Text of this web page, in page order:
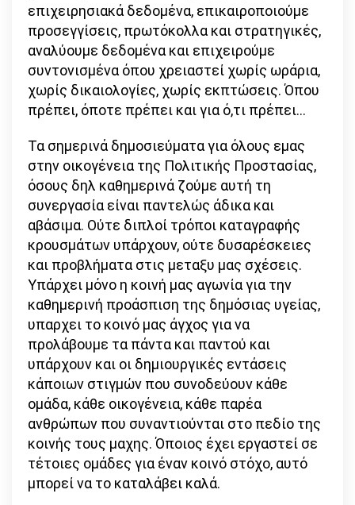
επιχειρησιακά δεδομένα, επικαιροποιούμε
προσεγγίσεις, πρωτόκολλα και στρατηγικές,
αναλύουμε δεδομένα και επιχειρούμε
συντονισμένα όπου χρειαστεί χωρίς ωράρια,
χωρίς δικαιολογίες, χωρίς εκπτώσεις. Όπου
πρέπει, όποτε πρέπει και για ό,τι πρέπει…
Τα σημερινά δημοσιεύματα για όλους εμας
στην οικογένεια της Πολιτικής Προστασίας,
όσους δηλ καθημερινά ζούμε αυτή τη
συνεργασία είναι παντελώς άδικα και
αβάσιμα. Ούτε διπλοί τρόποι καταγραφής
κρουσμάτων υπάρχουν, ούτε δυσαρέσκειες
και προβλήματα στις μεταξυ μας σχέσεις.
Υπάρχει μόνο η κοινή μας αγωνία για την
καθημερινή προάσπιση της δημόσιας υγείας,
υπαρχει το κοινό μας άγχος για να
προλάβουμε τα πάντα και παντού και
υπάρχουν και οι δημιουργικές εντάσεις
κάποιων στιγμών που συνοδεύουν κάθε
ομάδα, κάθε οικογένεια, κάθε παρέα
ανθρώπων που συναντιούνται στο πεδίο της
κοινής τους μαχης. Όποιος έχει εργαστεί σε
τέτοιες ομάδες για έναν κοινό στόχο, αυτό
μπορεί να το καταλάβει καλά.